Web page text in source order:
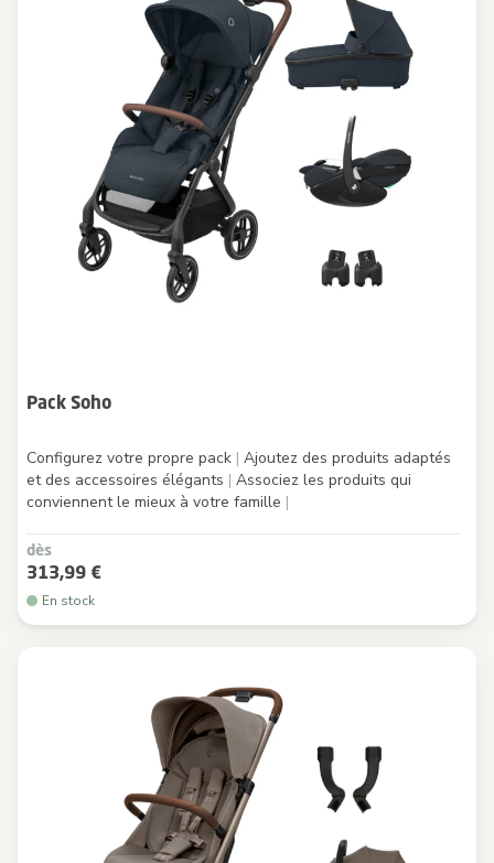
Pack Soho
Configurez votre propre pack | Ajoutez des produits adaptés
et des accessoires élégants | Associez les produits qui
conviennent le mieux à votre famille |
dès
313,99 €
En stock